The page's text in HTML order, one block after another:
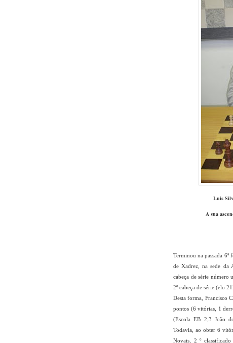
Luis
A sua
Terminou na passada 6ª
de Xadrez, na sede da
cabeça de série número
2º cabeça de série (elo
Desta forma, Francisco
pontos (6 vitórias, 1
(Escola EB 2,3 João
Todavia, ao obter 6
Novais, 2 º